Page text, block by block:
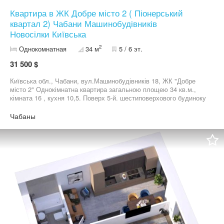
Квартира в ЖК Добре місто 2 ( Піонерський
квартал 2) Чабани Машинобудівників
Новосілки Київська
Однокомнатная 34 м2 5 / 6 эт.
31 500 $
Київська обл., Чабани, вул.Машинобудівників 18, ЖК "Добре
місто 2" Однокімнатна квартира загальною площею 34 кв.м.,
кімната 16 , кухня 10,5. Поверх 5-й. шестиповерхового будиноку
(5-тикамерний профіль і 2-хкамерний склопакет з
газовий котел). Електропостачання та водопостачання
централізоване, лічільники, потужність не менше 5кВТ (1 фаза).
Переуступка. Здача 4 квартал 2026 року.
Чабаны